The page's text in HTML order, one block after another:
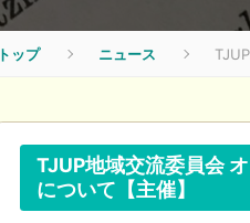
トップ ニュース
TJUP地域交流委員会
について【主催】